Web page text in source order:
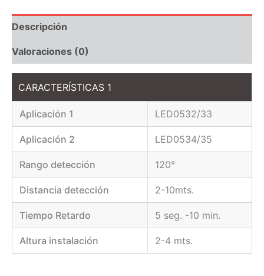
Descripción
Valoraciones (0)
CARACTERÍSTICAS 1
Aplicación 1 LED0532/33
Aplicación 2 LED0534/35
Rango detección 120°
Distancia detección 2-10mts.
Tiempo Retardo 5 seg. -10 min.
Altura instalación 2-4 mts.